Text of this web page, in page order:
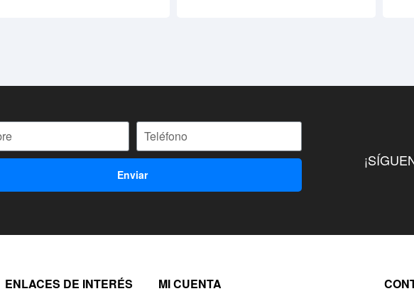
Enviar
ENLACES DE INTERÉS MI CUENTA